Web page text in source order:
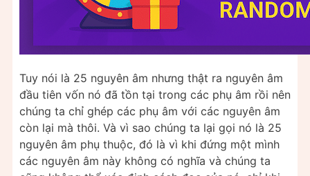
Tuy nói là 25 nguyên âm nhưng thật ra nguyên âm
đầu tiên vốn nó đã tồn tại trong các phụ âm rồi nên
chúng ta chỉ ghép các phụ âm với các nguyên âm
còn lại mà thôi. Và vì sao chúng ta lại gọi nó là 25
nguyên âm phụ thuộc, đó là vì khi đứng một mình
các nguyên âm này không có nghĩa và chúng ta